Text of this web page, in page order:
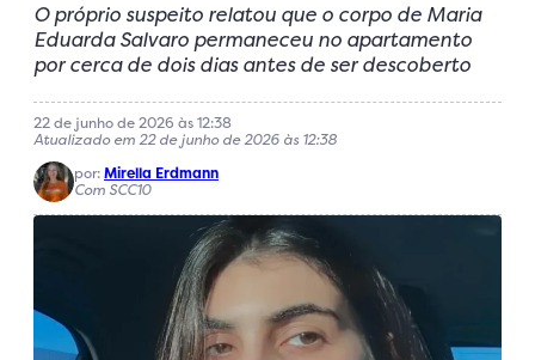
O próprio suspeito relatou que o corpo de Maria
Eduarda Salvaro permaneceu no apartamento
por cerca de dois dias antes de ser descoberto
22 de junho de 2026 às 12:38
Atualizado em 22 de junho de 2026 às 12:38
por:Mirella Erdmann
Com SCC10